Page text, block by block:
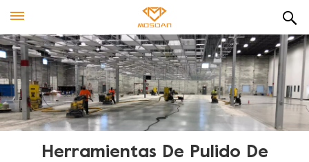
Herramientas De Pulido De